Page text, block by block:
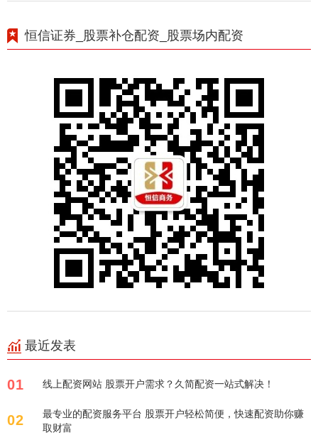
恒信证券_股票补仓配资_股票场内配资
最近发表
01 线上配资网站 股票开户需求？久简配资一站式解决！
02
最专业的配资服务平台 股票开户轻松简便，快速配资助你赚
取财富